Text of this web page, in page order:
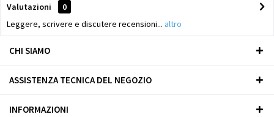
Valutazioni
0
Leggere, scrivere e discutere recensioni... altro
CHI SIAMO
ASSISTENZA TECNICA DEL NEGOZIO
INFORMAZIONI